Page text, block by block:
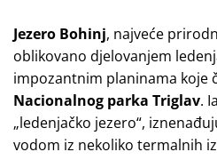
Jezero Bohinj, najveće
oblikovano djelovanjem
impozantnim planinama koje
Nacionalnog parka Triglav.
„ledenjačko jezero“,
vodom iz nekoliko termalnih